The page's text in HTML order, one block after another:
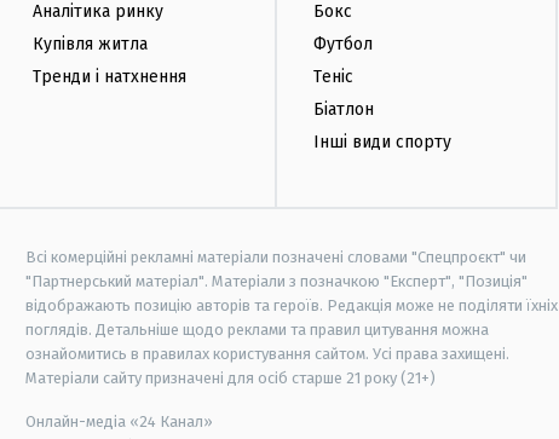
Аналітика ринку
Купівля житла
Тренди і натхнення
Бокс
Футбол
Теніс
Біатлон
Інші види спорту
Всі комерційні рекламні матеріали позначені словами "Спецпроєкт" чи
"Партнерський матеріал". Матеріали з позначкою "Експерт", "Позиція"
відображають позицію авторів та героїв. Редакція може не поділяти їхніх
поглядів. Детальніше щодо реклами та правил цитування можна
ознайомитись в правилах користування сайтом. Усі права захищені.
Матеріали сайту призначені для осіб старше 21 року (21+)
Онлайн-медіа «24 Канал»